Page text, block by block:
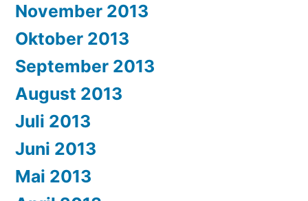
November 2013
Oktober 2013
September 2013
August 2013
Juli 2013
Juni 2013
Mai 2013